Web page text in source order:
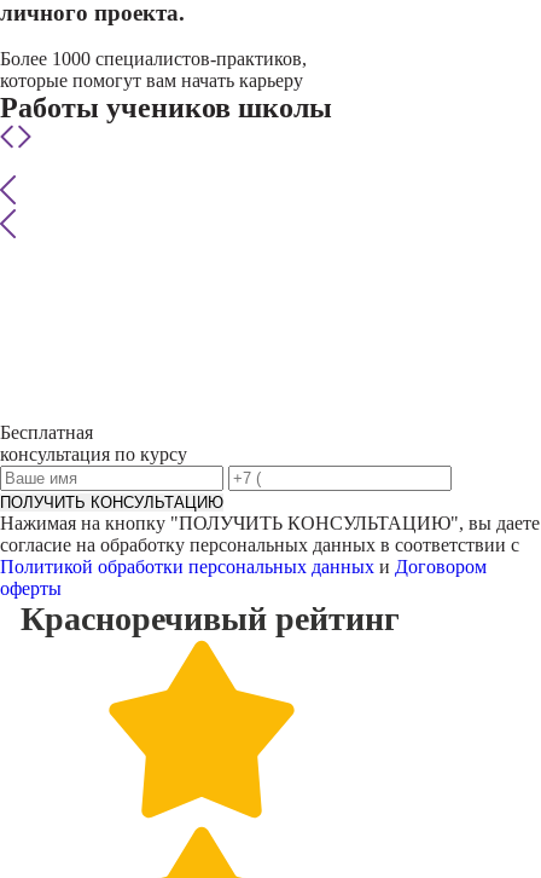
личного проекта.
Более 1000 специалистов-практиков,
которые помогут вам начать карьеру
Работы учеников школы
Бесплатная
консультация по курсу
ПОЛУЧИТЬ КОНСУЛЬТАЦИЮ
Нажимая на кнопку "ПОЛУЧИТЬ КОНСУЛЬТАЦИЮ", вы даете
согласие на обработку персональных данных в соответствии с
Политикой обработки персональных данных и Договором
оферты
Красноречивый рейтинг